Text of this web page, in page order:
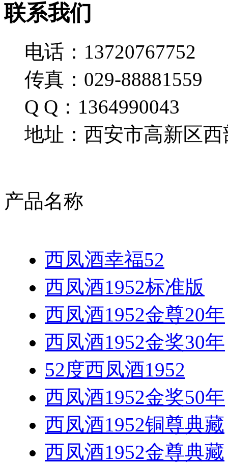
联系我们
电话：13720767752
传真：029-88881559
Q Q：1364990043
地址：西安市高新区西
产品名称
西凤酒幸福52
西凤酒1952标准版
西凤酒1952金尊20年
西凤酒1952金奖30年
52度西凤酒1952
西凤酒1952金奖50年
西凤酒1952铜尊典藏
西凤酒1952金尊典藏